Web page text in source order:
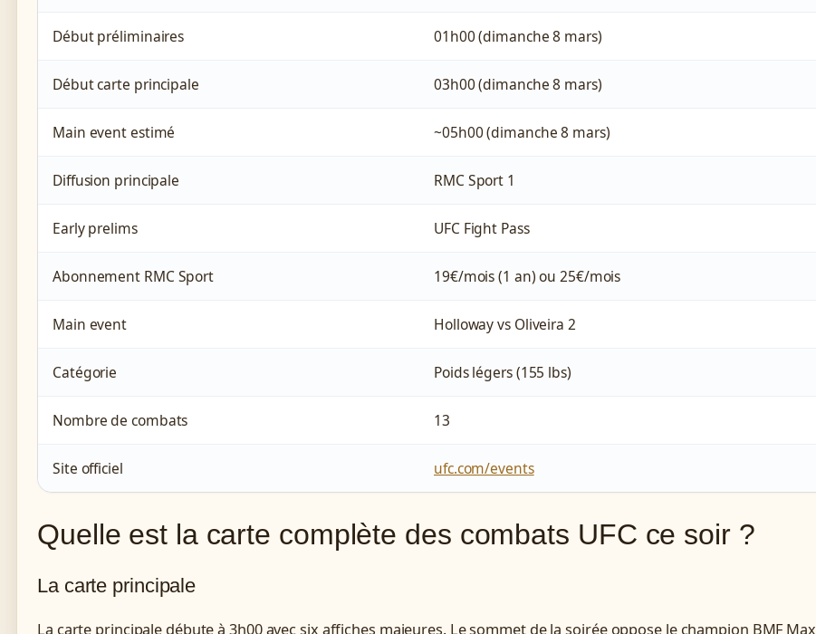
Début préliminaires 01h00 (dimanche 8 mars)
Début carte principale 03h00 (dimanche 8 mars)
Main event estimé ~05h00 (dimanche 8 mars)
Diffusion principale RMC Sport 1
Early prelims UFC Fight Pass
Abonnement RMC Sport 19€/mois (1 an) ou 25€/mois
Main event Holloway vs Oliveira 2
Catégorie Poids légers (155 lbs)
Nombre de combats 13
Site officiel ufc.com/events
Quelle est la carte complète des combats UFC ce soir ?
La carte principale
La carte principale débute à 3h00 avec six affiches majeures. Le sommet de la soirée oppose le champion BMF Max